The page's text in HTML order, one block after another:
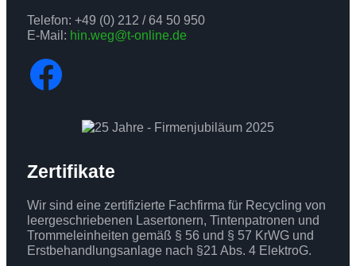
Telefon: +49 (0) 212 / 64 50 950
E-Mail: hin.weg@t-online.de
Facebook
Zertifikate
Wir sind eine zertifizierte Fachfirma für Recycling von
leergeschriebenen Lasertonern, Tintenpatronen und
Trommeleinheiten gemäß § 56 und § 57 KrWG und
Erstbehandlungsanlage nach §21 Abs. 4 ElektroG.